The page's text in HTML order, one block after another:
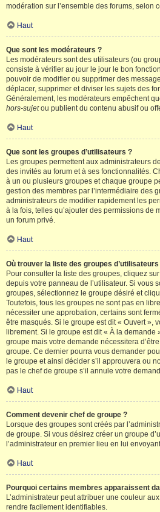
modération sur l’ensemble des forums, selon
Haut
Que sont les modérateurs ?
Les modérateurs sont des utilisateurs (ou
consiste à vérifier au jour le jour le bon
pouvoir de modifier ou supprimer des
déplacer, supprimer et diviser les sujets des
Généralement, les modérateurs empêchent
hors-sujetou publient du contenu abusif ou
Haut
Que sont les groupes d’utilisateurs ?
Les groupes permettent aux administrateurs
des invités au forum et à ses fonctionnalités.
à un ou plusieurs groupes et chaque groupe
gestion des membres par l’intermédiaire des
administrateurs de modifier rapidement les
à la fois, telles qu’ajouter des permissions de
un forum privé.
Haut
Où trouver la liste des groupes
Pour consulter la liste des groupes, cliquez
depuis votre panneau de l’utilisateur. Si vous
groupes, sélectionnez le groupe désiré et
Toutefois, tous les groupes ne sont pas en
nécessiter une approbation, certains sont
être masqués. Si le groupe est dit « Ouvert »,
librement. Si le groupe est dit « À la demande
groupe mais votre demande nécessitera
groupe. Ce dernier pourra vous demander
le groupe et ainsi décider s’il approuvera ou
pas le chef de groupe s’il annule votre
Haut
Comment devenir chef de groupe ?
Lorsque des groupes sont créés par
de groupe. Si vous désirez créer un groupe
l’administrateur en premier lieu en lui
Haut
Pourquoi certains membres apparaissent
L’administrateur peut attribuer une couleur
rendre facilement identifiables.